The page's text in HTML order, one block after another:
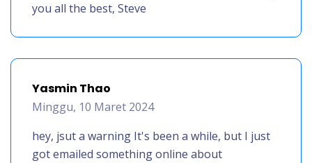
you all the best, Steve
Yasmin Thao
Minggu, 10 Maret 2024
hey, jsut a warning It's been a while, but I just
got emailed something online about